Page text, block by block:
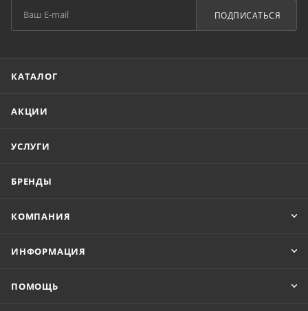
ПОДПИСАТЬСЯ
КАТАЛОГ
АКЦИИ
УСЛУГИ
БРЕНДЫ
КОМПАНИЯ
ИНФОРМАЦИЯ
ПОМОЩЬ